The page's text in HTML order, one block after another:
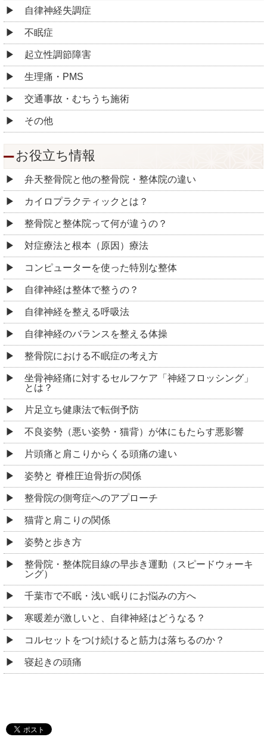
自律神経失調症
不眠症
起立性調節障害
生理痛・PMS
交通事故・むちうち施術
その他
お役立ち情報
弁天整骨院と他の整骨院・整体院の違い
カイロプラクティックとは？
整骨院と整体院って何が違うの？
対症療法と根本（原因）療法
コンピューターを使った特別な整体
自律神経は整体で整うの？
自律神経を整える呼吸法
自律神経のバランスを整える体操
整骨院における不眠症の考え方
坐骨神経痛に対するセルフケア「神経フロッシング」
とは？
片足立ち健康法で転倒予防
不良姿勢（悪い姿勢・猫背）が体にもたらす悪影響
片頭痛と肩こりからくる頭痛の違い
姿勢と 脊椎圧迫骨折の関係
整骨院の側弯症へのアプローチ
猫背と肩こりの関係
姿勢と歩き方
整骨院・整体院目線の早歩き運動（スピードウォーキ
ング）
千葉市で不眠・浅い眠りにお悩みの方へ
寒暖差が激しいと、自律神経はどうなる？
コルセットをつけ続けると筋力は落ちるのか？
寝起きの頭痛